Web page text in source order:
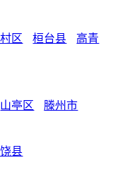
区 桓台县
高青
山亭区 滕州市
县